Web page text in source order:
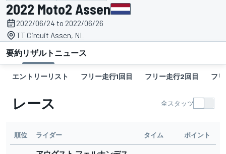
2022 Moto2 Assen
2022/06/24 to 2022/06/26
TT Circuit Assen, NL
要約リザルト ニュース
エントリーリスト フリー走行1回目 フリー走行2回目 フ
レース 全スタッツ
順位 ライダー タイム ポイント